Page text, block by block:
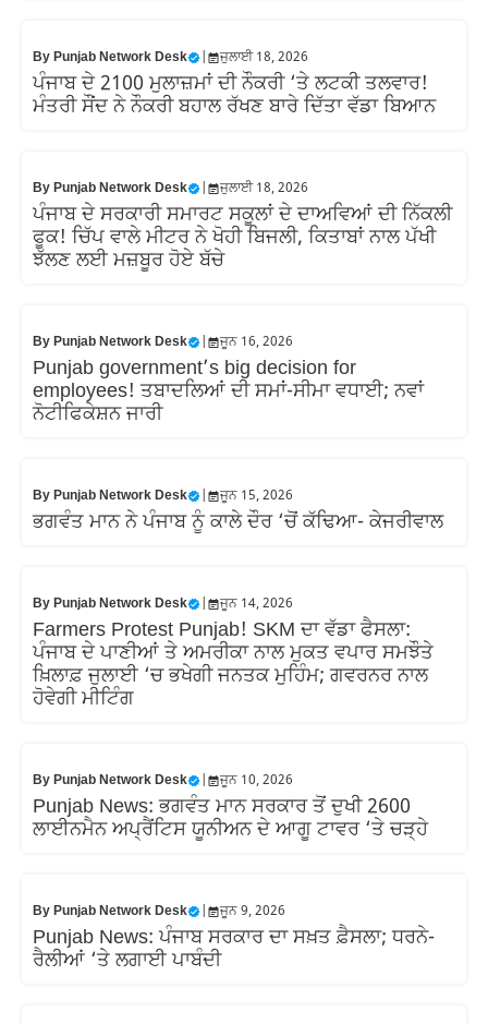
ByPunjab Network Desk ਜੁਲਾਈ 18, 2026
ਪੰਜਾਬ ਦੇ 2100 ਮੁਲਾਜ਼ਮਾਂ ਦੀ ਨੌਕਰੀ ‘ਤੇ ਲਟਕੀ ਤਲਵਾਰ!
ਮੰਤਰੀ ਸੌਂਦ ਨੇ ਨੌਕਰੀ ਬਹਾਲ ਰੱਖਣ ਬਾਰੇ ਦਿੱਤਾ ਵੱਡਾ ਬਿਆਨ
ByPunjab Network Desk ਜੁਲਾਈ 18, 2026
ਪੰਜਾਬ ਦੇ ਸਰਕਾਰੀ ਸਮਾਰਟ ਸਕੂਲਾਂ ਦੇ ਦਾਅਵਿਆਂ ਦੀ ਨਿੱਕਲੀ
ਫੂਕ! ਚਿੱਪ ਵਾਲੇ ਮੀਟਰ ਨੇ ਖੋਹੀ ਬਿਜਲੀ, ਕਿਤਾਬਾਂ ਨਾਲ ਪੱਖੀ
ਝੱਲਣ ਲਈ ਮਜ਼ਬੂਰ ਹੋਏ ਬੱਚੇ
ByPunjab Network Desk ਜੂਨ 16, 2026
Punjab government’s big decision for
employees! ਤਬਾਦਲਿਆਂ ਦੀ ਸਮਾਂ-ਸੀਮਾ ਵਧਾਈ; ਨਵਾਂ
ਨੋਟੀਫਿਕੇਸ਼ਨ ਜਾਰੀ
ByPunjab Network Desk ਜੂਨ 15, 2026
ਭਗਵੰਤ ਮਾਨ ਨੇ ਪੰਜਾਬ ਨੂੰ ਕਾਲੇ ਦੌਰ ‘ਚੋਂ ਕੱਢਿਆ- ਕੇਜਰੀਵਾਲ
ByPunjab Network Desk ਜੂਨ 14, 2026
Farmers Protest Punjab! SKM ਦਾ ਵੱਡਾ ਫੈਸਲਾ:
ਪੰਜਾਬ ਦੇ ਪਾਣੀਆਂ ਤੇ ਅਮਰੀਕਾ ਨਾਲ ਮੁਕਤ ਵਪਾਰ ਸਮਝੌਤੇ
ਖ਼ਿਲਾਫ਼ ਜੁਲਾਈ ‘ਚ ਭਖੇਗੀ ਜਨਤਕ ਮੁਹਿੰਮ; ਗਵਰਨਰ ਨਾਲ
ਹੋਵੇਗੀ ਮੀਟਿੰਗ
ByPunjab Network Desk ਜੂਨ 10, 2026
Punjab News: ਭਗਵੰਤ ਮਾਨ ਸਰਕਾਰ ਤੋਂ ਦੁਖੀ 2600
ਲਾਈਨਮੈਨ ਅਪ੍ਰੈਂਟਿਸ ਯੂਨੀਅਨ ਦੇ ਆਗੂ ਟਾਵਰ ‘ਤੇ ਚੜ੍ਹੇ
ByPunjab Network Desk ਜੂਨ 9, 2026
Punjab News: ਪੰਜਾਬ ਸਰਕਾਰ ਦਾ ਸਖ਼ਤ ਫ਼ੈਸਲਾ; ਧਰਨੇ-
ਰੈਲੀਆਂ ‘ਤੇ ਲਗਾਈ ਪਾਬੰਦੀ